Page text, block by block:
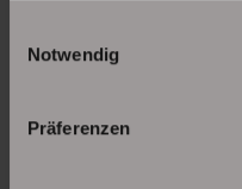
Notwendig
Präferenzen
UNSERE